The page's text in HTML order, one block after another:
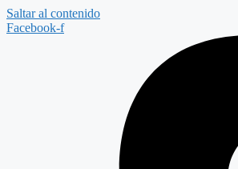
Saltar al contenido
Facebook-f